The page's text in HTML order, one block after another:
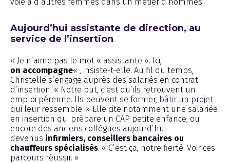
Aujourd’hui assistante de direction, au
service de l’insertion
« Je n’aime pas le mot « assistante ». Ici,
on accompagne« , insiste-t-elle. Au fil du temps,
Christelle s’engage auprès des salariés en contrat
d’insertion. « Notre but, c’est qu’ils retrouvent un
emploi pérenne. Ils peuvent se former, bâtir un projet
qui leur ressemble. » Elle cite notamment une salariée
en insertion qui prépare un CAP petite enfance, ou
encore des anciens collègues aujourd’hui
devenus infirmiers, conseillers bancaires ou
chauffeurs spécialisés. « C’est ça, notre fierté. Voir ces
parcours réussir. »